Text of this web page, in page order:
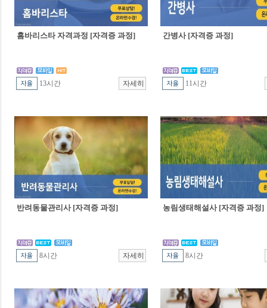
홈바리스타 자격과정 [자격증 과정]
13시간
간병사 [자격증 과정]
11시간
반려동물관리사 [자격증 과정]
8시간
농림생태해설사 [자격증 과정]
8시간